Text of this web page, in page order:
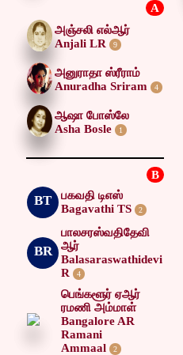
A
அஞ்சலி எல்ஆர்
Anjali LR
9
அனுராதா ஸ்ரீராம்
Anuradha Sriram
4
ஆஷா போஸ்லே
Asha Bosle
1
B
BT
பகவதி டிஎஸ்
Bagavathi TS
2
BR
பாலசரஸ்வதிதேவி
ஆர்
Balasaraswathidevi
R
4
பெங்களூர் ஏஆர்
ரமணி அம்மாள்
Bangalore AR
Ramani
Ammaal
2